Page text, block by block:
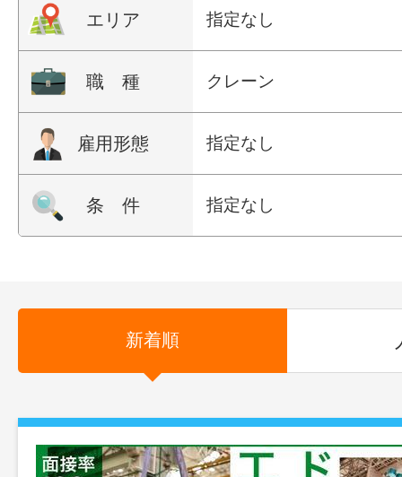
エリア 指定なし
職 種 クレーン
雇用形態 指定なし
条 件 指定なし
新着順